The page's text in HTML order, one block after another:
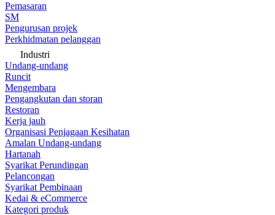
Pemasaran
SM
Pengurusan projek
Perkhidmatan pelanggan
Industri
Undang-undang
Runcit
Mengembara
Pengangkutan dan storan
Restoran
Kerja jauh
Organisasi Penjagaan Kesihatan
Amalan Undang-undang
Hartanah
Syarikat Perundingan
Pelancongan
Syarikat Pembinaan
Kedai & eCommerce
Kategori produk